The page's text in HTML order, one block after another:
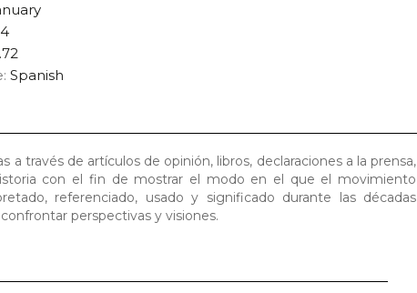
Spanish
través de artículos de opinión, libros, declaraciones a la prensa,
con el fin de mostrar el modo en el que el movimiento
referenciado, usado y significado durante las décadas
perspectivas y visiones.